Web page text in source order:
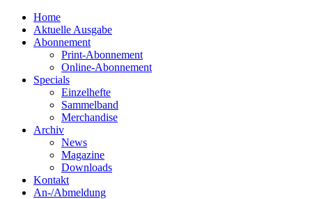
Home
Aktuelle Ausgabe
Abonnement
Print-Abonnement
Online-Abonnement
Specials
Einzelhefte
Sammelband
Merchandise
Archiv
News
Magazine
Downloads
Kontakt
An-/Abmeldung